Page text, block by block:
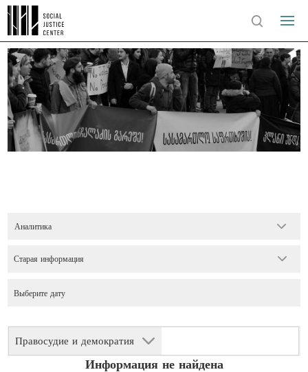
Аналитика
Правосудие и демократия
Старая информация
Информация не найдена